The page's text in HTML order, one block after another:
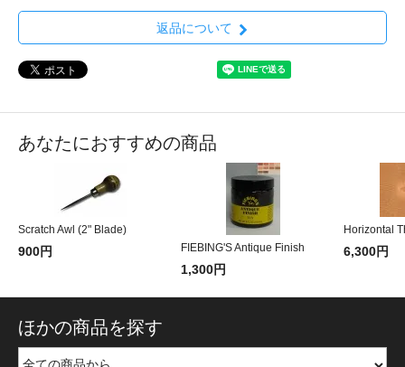
返品について
あなたにおすすめの商品
Scratch Awl (2" Blade)
900円 FIEBING'S Antique Finish
1,300円
Horizontal
6,300円
ほかの商品を探す